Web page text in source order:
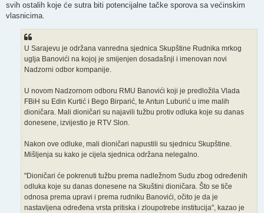
svih ostalih koje će sutra biti potencijalne tačke sporova sa većinskim
vlasnicima.
U Sarajevu je održana vanredna sjednica Skupštine Rudnika mrkog
uglja Banovići na kojoj je smijenjen dosadašnji i imenovan novi
Nadzorni odbor kompanije.
U novom Nadzornom odboru RMU Banovići koji je predložila Vlada
FBiH su Edin Kurtić i Bego Birparić, te Antun Luburić u ime malih
dioničara. Mali dioničari su najavili tužbu protiv odluka koje su danas
donesene, izvijestio je RTV Slon.
Nakon ove odluke, mali dioničari napustili su sjednicu Skupštine.
Mišljenja su kako je cijela sjednica održana nelegalno.
"Dioničari će pokrenuti tužbu prema nadležnom Sudu zbog određenih
odluka koje su danas donesene na Skuštini dioničara. Što se tiče
odnosa prema upravi i prema rudniku Banovići, očito je da je
nastavljena određena vrsta pritiska i zloupotrebe institucija", kazao je